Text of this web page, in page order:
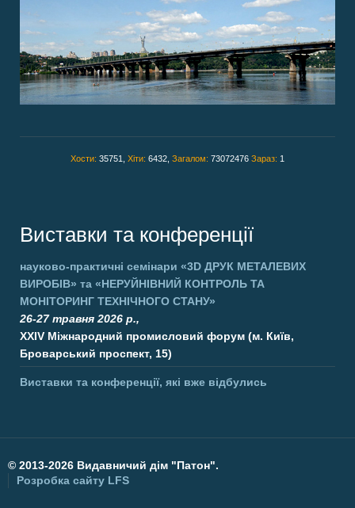
Хости: 35751, Хіти: 6432, Загалом: 73072476 Зараз: 1
Виставки та конференції
науково-практичні семінари «3D ДРУК МЕТАЛЕВИХ
ВИРОБІВ» та «НЕРУЙНІВНИЙ КОНТРОЛЬ ТА
МОНІТОРИНГ ТЕХНІЧНОГО СТАНУ»
26-27 травня 2026 р.,
XXIV Міжнародний промисловий форум (м. Київ,
Броварський проспект, 15)
Виставки та конференції, які вже відбулись
© 2013-2026 Видавничий дім "Патон".
Розробка сайту LFS